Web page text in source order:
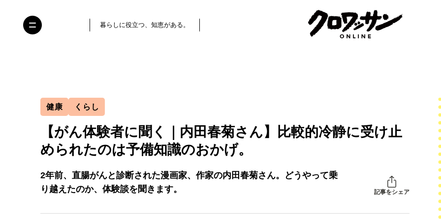
暮らしに役立つ、知恵がある。
健康 くらし
【がん体験者に聞く｜内田春菊さん】比較的冷静に受け止
められたのは予備知識のおかげ。
2年前、直腸がんと診断された漫画家、作家の内田春菊さん。どうやって乗
り越えたのか、体験談を聞きます。
記事をシェア